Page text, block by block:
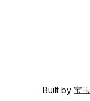
Built by 宝玉